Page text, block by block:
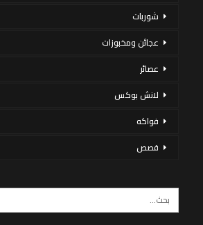
شوربات
عجائن ومخبوزات
عصائر
لانش بوكس
فواكه
قصص